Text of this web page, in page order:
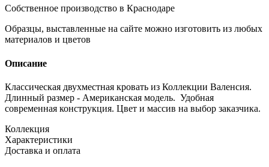
Собственное производство в Краснодаре
Образцы, выставленные на сайте можно изготовить из любых
материалов и цветов
Описание
Классическая двухместная кровать из Коллекции Валенсия.
Длинный размер - Американская модель. Удобная
современная конструкция. Цвет и массив на выбор заказчика.
Коллекция
Характеристики
Доставка и оплата